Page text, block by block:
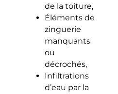
de la toiture,
Éléments de
zinguerie
manquants
ou
décrochés,
Infiltrations
d’eau par la